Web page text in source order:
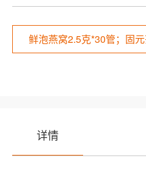
鲜泡燕窝2.5克*30管；固
详情